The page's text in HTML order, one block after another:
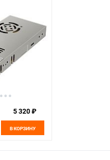
5 320 ₽
В КОРЗИНУ